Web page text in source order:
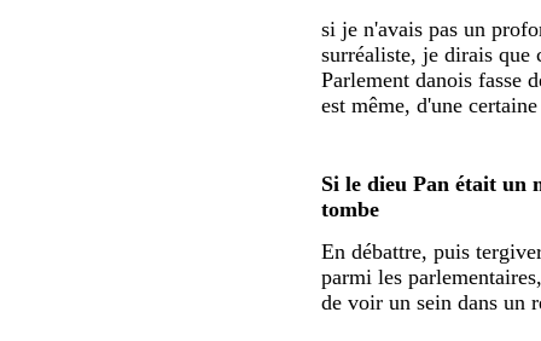
si je n'avais pas un
surréaliste, je dirais que
Parlement danois fasse
est même, d'une
Si le dieu Pan était un
tombe
En débattre, puis
parmi les
de voir un sein dans un